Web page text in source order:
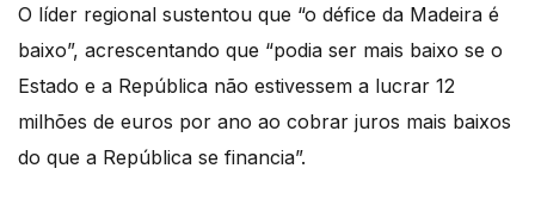
O líder regional sustentou que “o défice da Madeira é
baixo”, acrescentando que “podia ser mais baixo se o
Estado e a República não estivessem a lucrar 12
milhões de euros por ano ao cobrar juros mais baixos
do que a República se financia”.